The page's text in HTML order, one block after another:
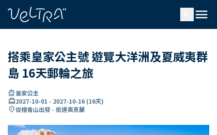
menu
搭乘皇家公主號 遊覽大洋洲及夏威夷群
島 16天郵輪之旅
directions_boat皇家公主
card_travel2027-10-01 - 2027-10-16 (16天)
location_on從檀香山出發 - 抵達奧克蘭